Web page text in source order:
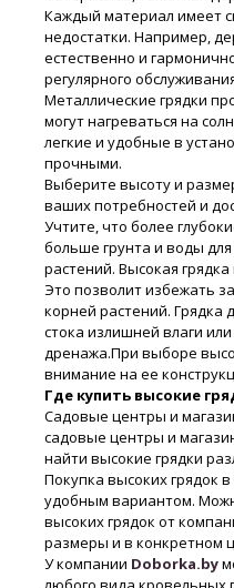
Каждый материал имеет
недостатки. Например,
естественно и
регулярного
Металлические грядки
могут нагреваться на
легкие и удобные в
прочными.
Выберите высоту и
ваших потребностей и
Учтите, что более
больше грунта и воды
растений. Высокая
Это позволит избежать
корней растений. Грядка
стока излишней влаги
дренажа.При выборе
внимание на ее
Где купить высокие
Садовые центры и
садовые центры и
найти высокие грядки
Покупка высоких грядок
удобным вариантом.
высоких грядок от
размеры и в конкретном
У компании Doborka.by